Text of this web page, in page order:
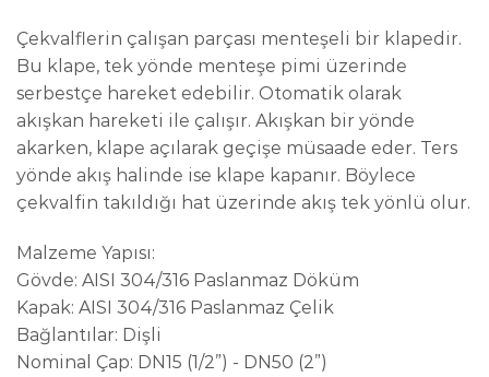
Çekvalflerin çalışan parçası menteşeli bir klapedir.
Bu klape, tek yönde menteşe pimi üzerinde
serbestçe hareket edebilir. Otomatik olarak
akışkan hareketi ile çalışır. Akışkan bir yönde
akarken, klape açılarak geçişe müsaade eder. Ters
yönde akış halinde ise klape kapanır. Böylece
çekvalfin takıldığı hat üzerinde akış tek yönlü olur.
Malzeme Yapısı:
Gövde: AISI 304/316 Paslanmaz Döküm
Kapak: AISI 304/316 Paslanmaz Çelik
Bağlantılar: Dişli
Nominal Çap: DN15 (1/2”) - DN50 (2”)